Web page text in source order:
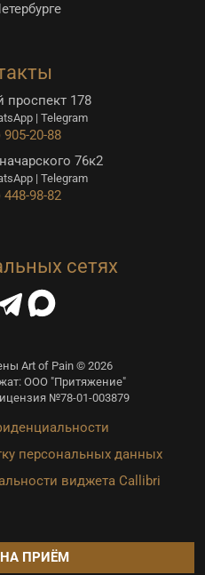
проспект 178
| Telegram
20-88
76к2
| Telegram
98-82
сетях
Art of Pain © 2026
ООО "Притяжение"
№78-01-003879
персональных данных
виджета Callibri
ПРИЁМ